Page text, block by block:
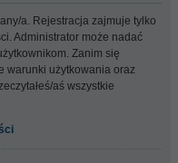
a. Rejestracja zajmuje tylko
Administrator może nadać
Zanim się
warunki użytkowania oraz
aś wszystkie